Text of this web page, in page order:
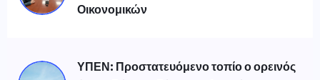
Οικονομικών
ΥΠΕΝ: Προστατευόμενο τοπίο ο ορεινός